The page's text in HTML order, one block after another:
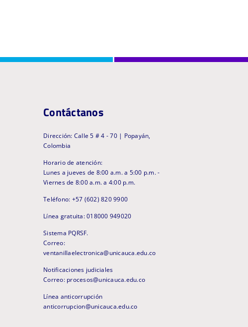
Contáctanos
Dirección: Calle 5 # 4 - 70 | Popayán,
Colombia
Horario de atención:
Lunes a jueves de 8:00 a.m. a 5:00 p.m. -
Viernes de 8:00 a.m. a 4:00 p.m.
Teléfono: +57 (602) 820 9900
Línea gratuita: 018000 949020
Sistema PQRSF.
Correo:
ventanillaelectronica@unicauca.edu.co
Notificaciones judiciales
Correo: procesos@unicauca.edu.co
Línea anticorrupción
anticorrupcion@unicauca.edu.co